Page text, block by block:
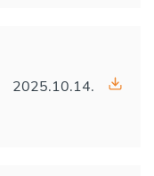
2025.10.14.